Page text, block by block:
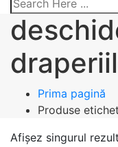
Prima pagină
Produse
Afișez singurul